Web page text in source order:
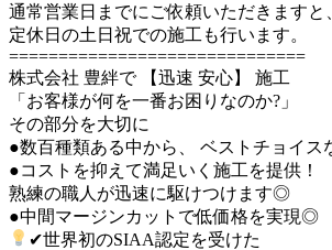
通常営業日までにご依頼いただきますと
定休日の土日祝での施工も行います。
==============================
株式会社 豊絆で 【迅速 安心】 施工
「お客様が何を一番お困りなのか?」⁡
⁡その部分を大切に
●数百種類ある中から、 ベストチョイス
●コストを抑えて満足いく施工を提供！
熟練の職人が迅速に駆けつけます◎
●中間マージンカットで低価格を実現◎
✔世界初のSIAA認定を受けた